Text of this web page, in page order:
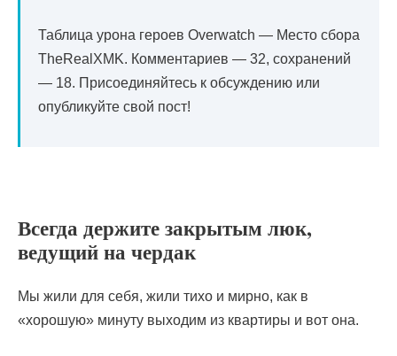
Таблица урона героев Overwatch — Место сбора
TheRealXMK. Комментариев — 32, сохранений
— 18. Присоединяйтесь к обсуждению или
опубликуйте свой пост!
Всегда держите закрытым люк,
ведущий на чердак
Мы жили для себя, жили тихо и мирно, как в
«хорошую» минуту выходим из квартиры и вот она.